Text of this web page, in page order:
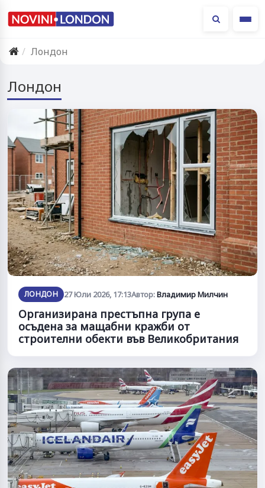
Лондон
Лондон
ЛОНДОН 27 Юли 2026, 17:13Автор:Владимир Милчин
Организирана престъпна група е
осъдена за мащабни кражби от
строителни обекти във Великобритания